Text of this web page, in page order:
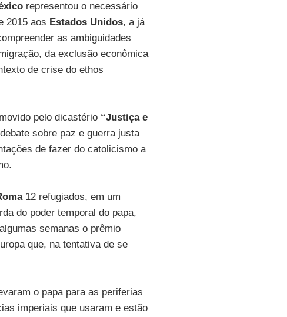
representou o necessário
2015 aos Estados Unidos, a já
as ambiguidades
da exclusão econômica
de crise do ethos
pelo dicastério “Justiça e
sobre paz e guerra justa
de fazer do catolicismo a
12 refugiados, em um
do poder temporal do papa,
semanas o prêmio
que, na tentativa de se
o papa para as periferias
imperiais que usaram e estão